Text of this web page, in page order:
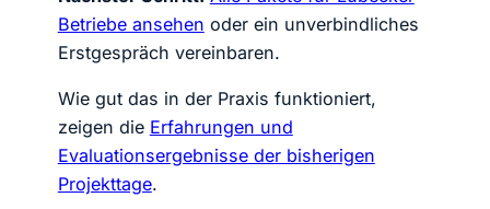
Betriebe ansehen oder ein unverbindliches
Erstgespräch vereinbaren.
Wie gut das in der Praxis funktioniert,
zeigen die Erfahrungen und
Evaluationsergebnisse der bisherigen
Projekttage.